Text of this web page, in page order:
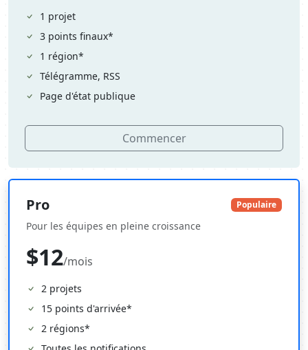
1 projet
3 points finaux*
1 région*
Télégramme, RSS
Page d'état publique
Commencer
Pro Populaire
Pour les équipes en pleine croissance
$12/mois
2 projets
15 points d'arrivée*
2 régions*